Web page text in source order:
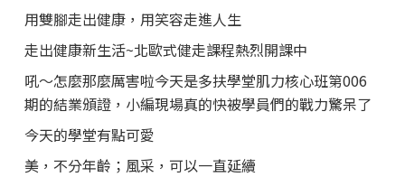
用雙腳走出健康，用笑容走進人生
走出健康新生活~北歐式健走課程熱烈開課中
吼～怎麼那麼厲害啦今天是多扶學堂肌力核心班第006
期的結業頒證，小編現場真的快被學員們的戰力驚呆了
今天的學堂有點可愛
美，不分年齡；風采，可以一直延續